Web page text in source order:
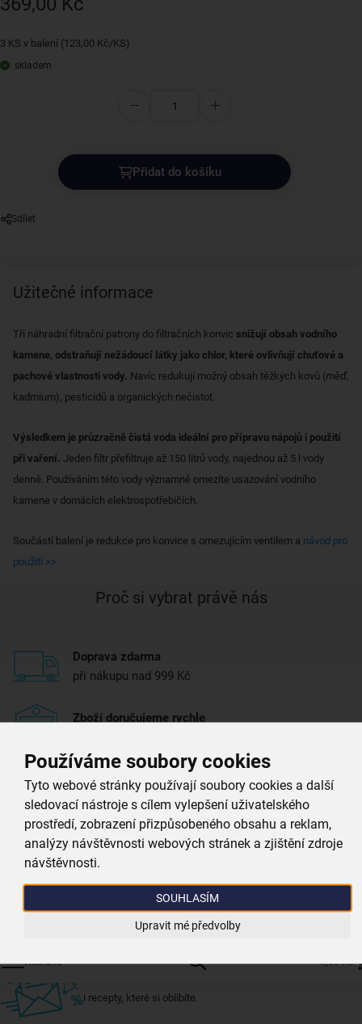
Používáme soubory cookies
Tyto webové stránky používají soubory cookies a další
sledovací nástroje s cílem vylepšení uživatelského
prostředí, zobrazení přizpůsobeného obsahu a reklam,
analýzy návštěvnosti webových stránek a zjištění zdroje
návštěvnosti.
SOUHLASÍM
Upravit mé předvolby
3 KS v balení (123,00 Kč/KS)
skladem
Přidat do košíku
Sdílet
Užitečné informace
Tři náhradní filtrační patrony do filtračních konvic snižují obsah vodního
kamene, odstraňují nežádoucí látky jako chlor, které ovlivňují chuťové a
pachové vlastnosti vody. Navíc redukují možný obsah těžkých kovů (měď,
kadmium), pesticidů a organických nečistot.
Výsledkem je průzračně čistá voda ideální pro přípravu nápojů i použití
při vaření. Jeden filtr přefiltruje až 150 litrů vody, najednou až 5 l vody
denně. Používáním této vody významně omezíte usazování vodního
kamene v domácích elektrospotřebičích.
Součástí balení je redukce pro konvice s omezujícím ventilem a návod pro
použití >>
Proč si vybrat právě nás
Doprava zdarma
při nákupu nad 999 Kč
Zboží doručujeme rychle
Vždy si u nás vyberete
4 000 kvalitních produktů
Jsme vždy poblíž
nejširší síť domácích potřeb
Nabídka 0,00 Kč
Získejte rady, recepty a tipy na slevy dřív než
ostatní
i recepty, které si oblíbíte.